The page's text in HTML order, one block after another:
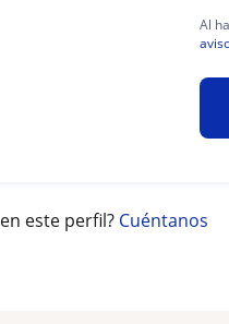
Al
este perfil? Cuéntanos